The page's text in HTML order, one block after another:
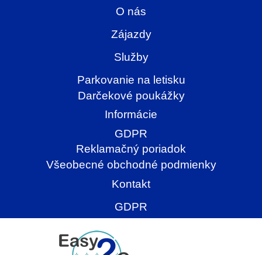
O nás
Zájazdy
Služby
Parkovanie na letisku
Darčekové poukážky
Informácie
GDPR
Reklamačný poriadok
Všeobecné obchodné podmienky
Kontakt
GDPR